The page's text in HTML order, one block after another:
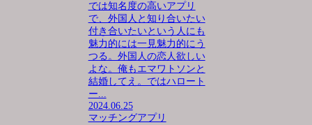
では知名度の高いアプリ
で、外国人と知り合いたい
付き合いたいという人にも
魅力的には一見魅力的にう
つる。外国人の恋人欲しい
よな。俺もエマワトソンと
結婚してえ。ではハロート
ー...
2024.06.25
マッチングアプリ